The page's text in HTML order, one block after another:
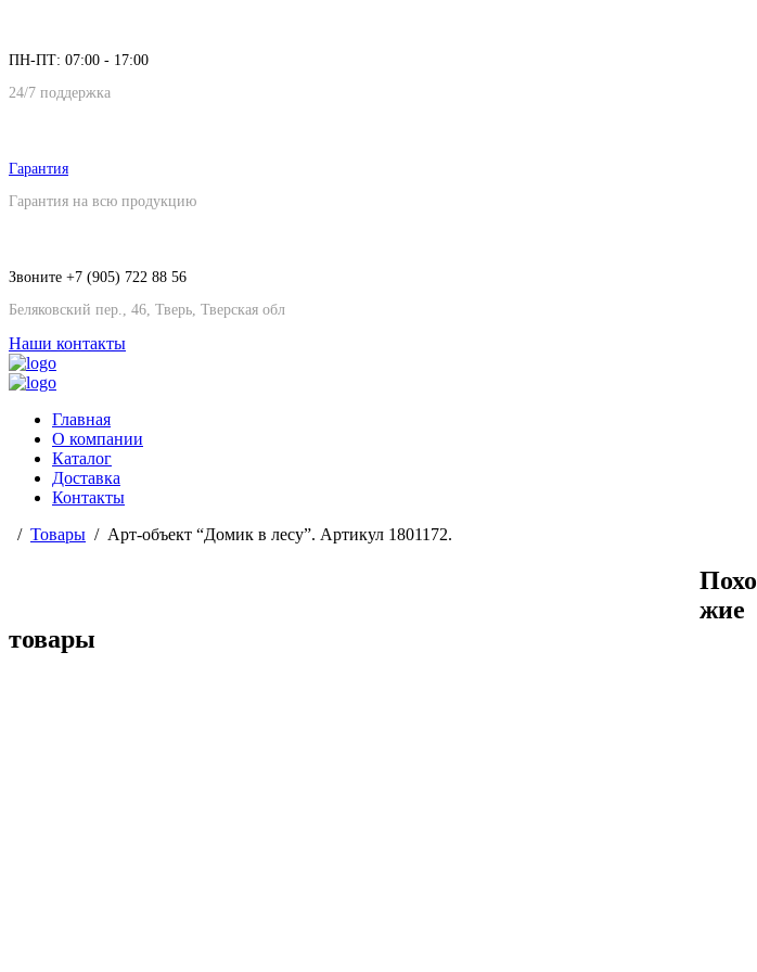
ПН-ПТ: 07:00 - 17:00
24/7 поддержка
Гарантия
Гарантия на всю продукцию
Звоните +7 (905) 722 88 56
Беляковский пер., 46, Тверь, Тверская обл
Наши контакты
Главная
О компании
Каталог
Доставка
Контакты
Товары
Арт-объект “Домик в лесу”. Артикул 1801172.
Похо
жие
товары